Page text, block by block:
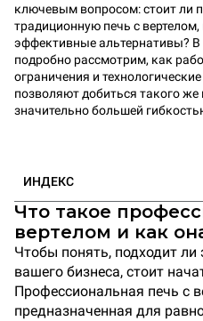
ключевым вопросом: стоит ли
традиционную печь с
эффективные альтернативы?
подробно рассмотрим, как
ограничения и
позволяют добиться такого
значительно большей
ИНДЕКС
Что такое
вертелом и как
Чтобы понять, подходит ли
вашего бизнеса, стоит
Профессиональная печь с
предназначенная для